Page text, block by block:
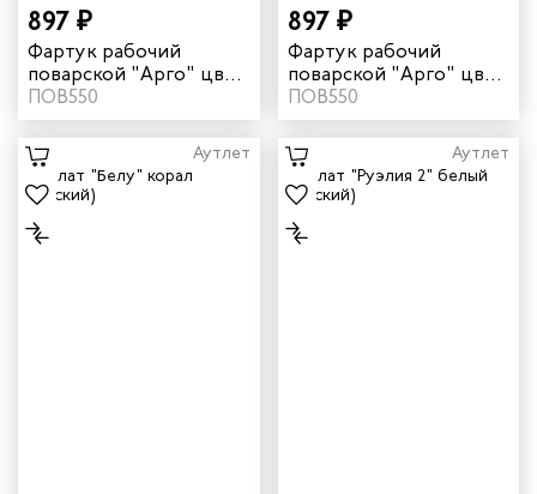
897 ₽
Фартук рабочий
поварской "Арго" цвет
белый
ПОВ550
897 ₽
Фартук рабочий
поварской "Арго" цвет
черный
ПОВ550
Аутлет Аутлет